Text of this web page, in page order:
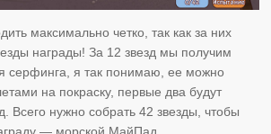
максимально четко, так как за них
награды! За 12 звезд мы получим
серфинга, я так понимаю, ее можно
на покраску, первые два будут
Всего нужно собрать 42 звезды, чтобы